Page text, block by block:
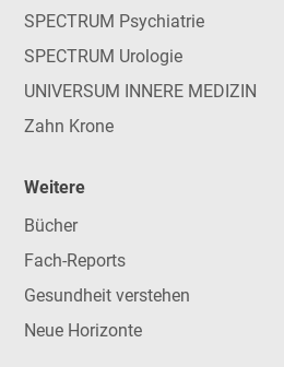
SPECTRUM Psychiatrie
SPECTRUM Urologie
UNIVERSUM INNERE MEDIZIN
Zahn Krone
Weitere
Bücher
Fach-Reports
Gesundheit verstehen
Neue Horizonte